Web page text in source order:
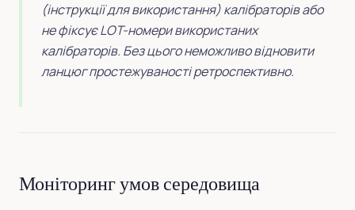
(інструкції для використання) калібраторів або
не фіксує LOT-номери використаних
калібраторів. Без цього неможливо відновити
ланцюг простежуваності ретроспективно.
Моніторинг умов середовища